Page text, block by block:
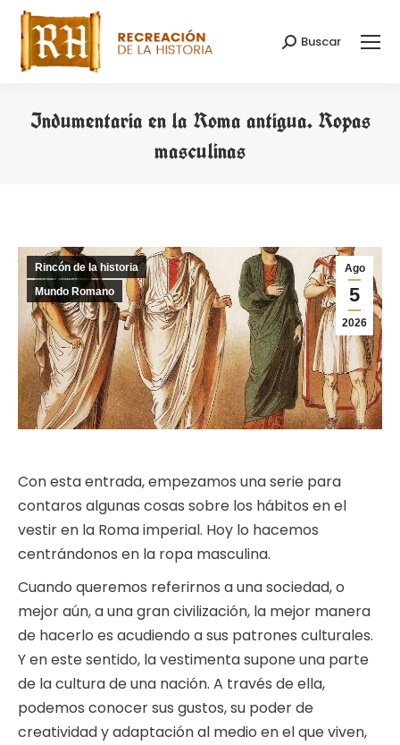
Buscar:
Buscar
Indumentaria en la Roma antigua. Ropas
masculinas
Ago
5
2026
Rincón de la historia
Mundo Romano
Con esta entrada, empezamos una serie para
contaros algunas cosas sobre los hábitos en el
vestir en la Roma imperial. Hoy lo hacemos
centrándonos en la ropa masculina.
Cuando queremos referirnos a una sociedad, o
mejor aún, a una gran civilización, la mejor manera
de hacerlo es acudiendo a sus patrones culturales.
Y en este sentido, la vestimenta supone una parte
de la cultura de una nación. A través de ella,
podemos conocer sus gustos, su poder de
creatividad y adaptación al medio en el que viven,